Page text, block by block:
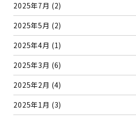
2025年7月 (2)
2025年5月 (2)
2025年4月 (1)
2025年3月 (6)
2025年2月 (4)
2025年1月 (3)